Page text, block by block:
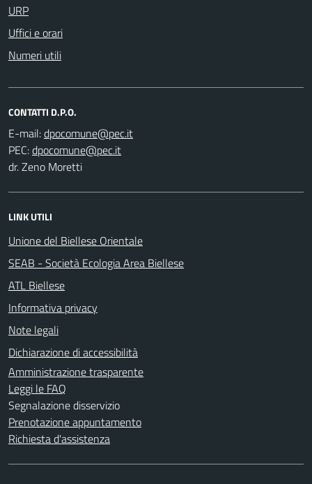
URP
Uffici e orari
Numeri utili
CONTATTI D.P.O.
E-mail:
PEC:
dr. Zeno Moretti
LINK UTILI
Unione del Biellese Orientale
SEAB - Società Ecologia Area Biellese
ATL Biellese
Informativa privacy
Note legali
Dichiarazione di accessibilità
Amministrazione trasparente
Leggi le FAQ
Segnalazione disservizio
Prenotazione appuntamento
Richiesta d'assistenza